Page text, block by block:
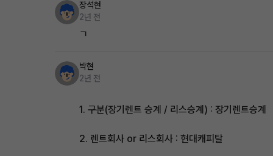
장석현
2년 전
ㄱ
박현
2년 전
1. 구분(장기렌트 승계 / 리스승계) : 장기렌트승계
2. 렌트회사 or 리스회사 : 현대캐피탈